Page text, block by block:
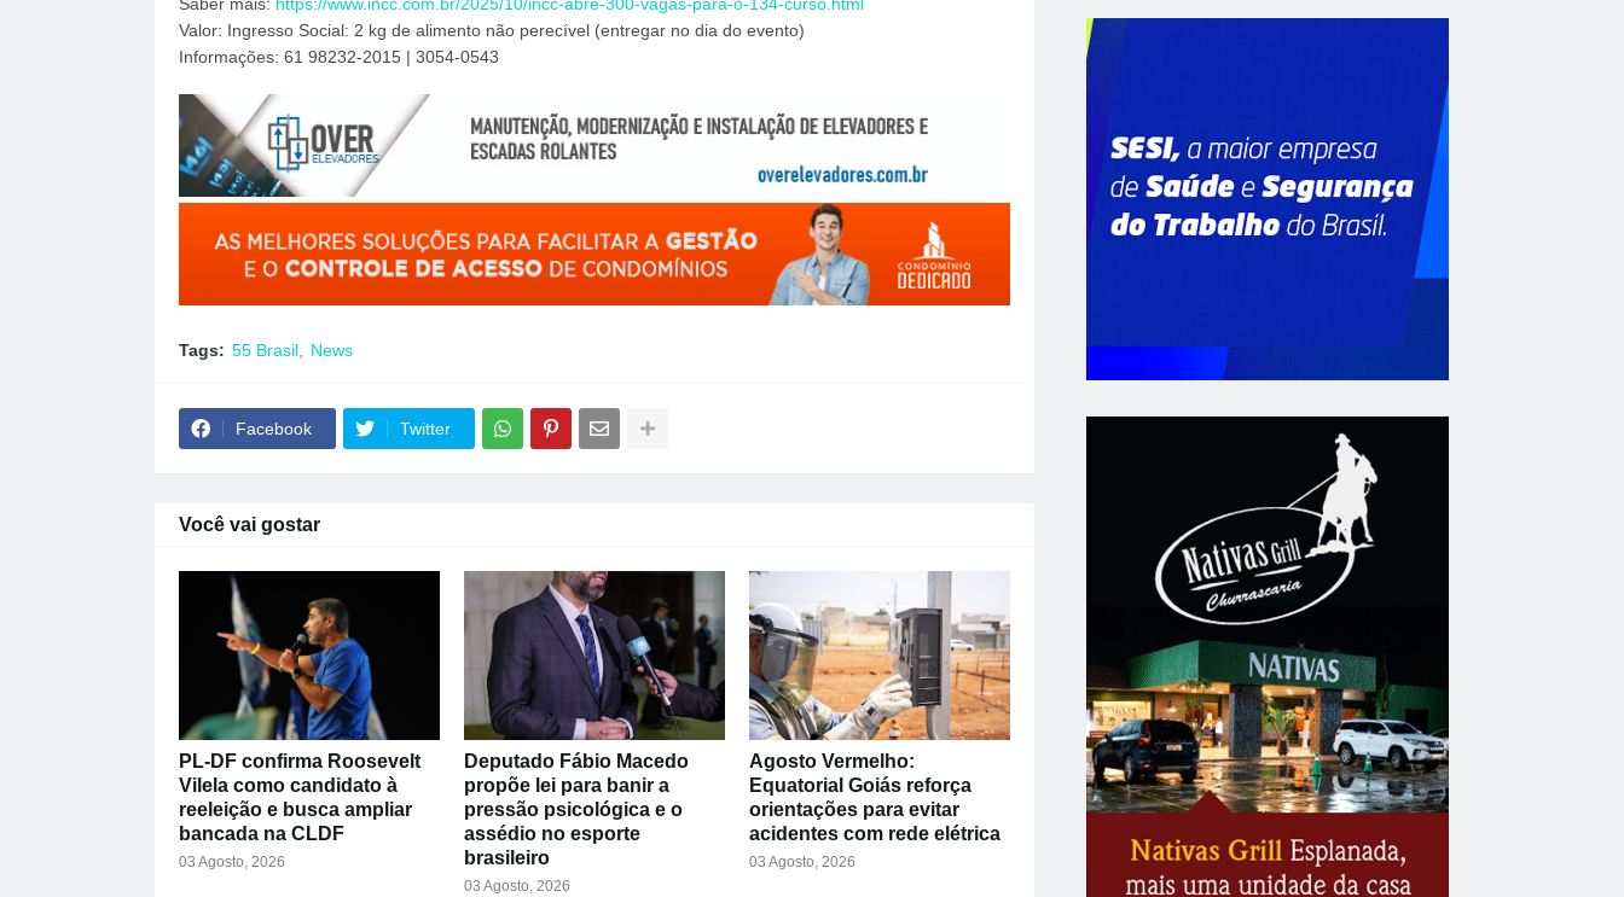
Valor: Ingresso Social: 2 kg de alimento não perecível (entregar no dia do evento)
Informações: 61 98232-2015 | 3054-0543
Tags: 55 Brasil News
Facebook Twitter
Você vai gostar
PL-DF confirma Roosevelt
Vilela como candidato à
reeleição e busca ampliar
bancada na CLDF
03 Agosto, 2026
Deputado Fábio Macedo
propõe lei para banir a
pressão psicológica e o
assédio no esporte
brasileiro
03 Agosto, 2026
Agosto Vermelho:
Equatorial Goiás reforça
orientações para evitar
acidentes com rede elétrica
03 Agosto, 2026